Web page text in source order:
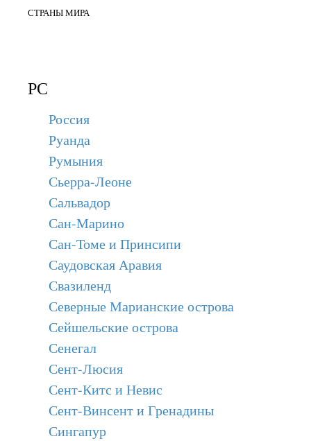
СТРАНЫ МИРА
РС
Россия
Руанда
Румыния
Сьерра-Леоне
Сальвадор
Сан-Марино
Сан-Томе и Принсипи
Саудовская Аравия
Свазиленд
Северные Марианские острова
Сейшельские острова
Сенегал
Сент-Люсия
Сент-Китс и Невис
Сент-Винсент и Гренадины
Сингапур